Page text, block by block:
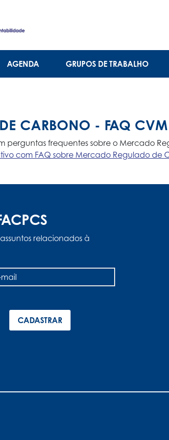
AGENDA GRUPOS DE TRABALHO
CARBONO - FAQ CVM
perguntas frequentes sobre o Mercado
com FAQ sobre Mercado Regulado de
relacionados à